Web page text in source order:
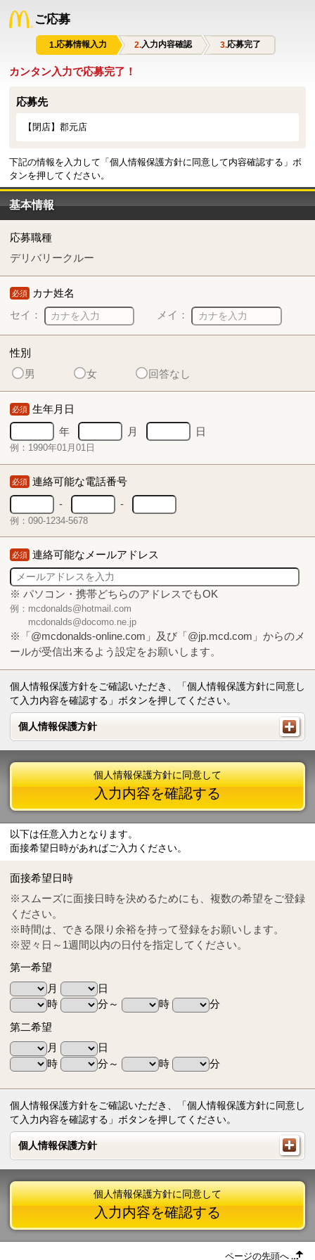
ご応募
応募情報入力 入力内容確認 応募完了
カンタン入力で応募完了！
応募先
【閉店】郡元店
下記の情報を入力して「個人情報保護方針に同意して内容確認する」ボ
タンを押してください。
基本情報
応募職種
デリバリークルー
必須 カナ姓名
セイ：
メイ：
性別
男
女 回答なし
必須 生年月日
年
月 日
例：1990年01月01日
必須 連絡可能な電話番号
-
-
例：090-1234-5678
必須 連絡可能なメールアドレス
※ パソコン・携帯どちらのアドレスでもOK
例：mcdonalds@hotmail.com
mcdonalds@docomo.ne.jp
※「@mcdonalds-online.com」及び「@jp.mcd.com」からのメ
ールが受信出来るよう設定をお願いします。
個人情報保護方針をご確認いただき、「個人情報保護方針に同意し
て入力内容を確認する」ボタンを押してください。
個人情報保護方針
個人情報保護方針
Tel
0570-55-0314
個人情報保護方針に同意して
入力内容を確認する
以下は任意入力となります。
面接希望日時があればご入力ください。
面接希望日時
※スムーズに面接日時を決めるためにも、複数の希望をご登録
ください。
※時間は、できる限り余裕を持って登録をお願いします。
※翌々日～1週間以内の日付を指定してください。
第一希望
月
日
時
分～ 時
分
第二希望
月
日
時
分～ 時 分
個人情報保護方針をご確認いただき、「個人情報保護方針に同意し
て入力内容を確認する」ボタンを押してください。
個人情報保護方針
個人情報保護方針
個人情報保護方針に同意して
入力内容を確認する
ページの先頭へ